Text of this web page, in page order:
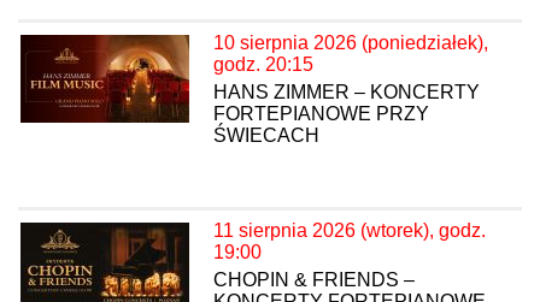
10 sierpnia 2026 (poniedziałek),
godz. 20:15
HANS ZIMMER – KONCERTY
FORTEPIANOWE PRZY
ŚWIECACH
11 sierpnia 2026 (wtorek), godz.
19:00
CHOPIN & FRIENDS –